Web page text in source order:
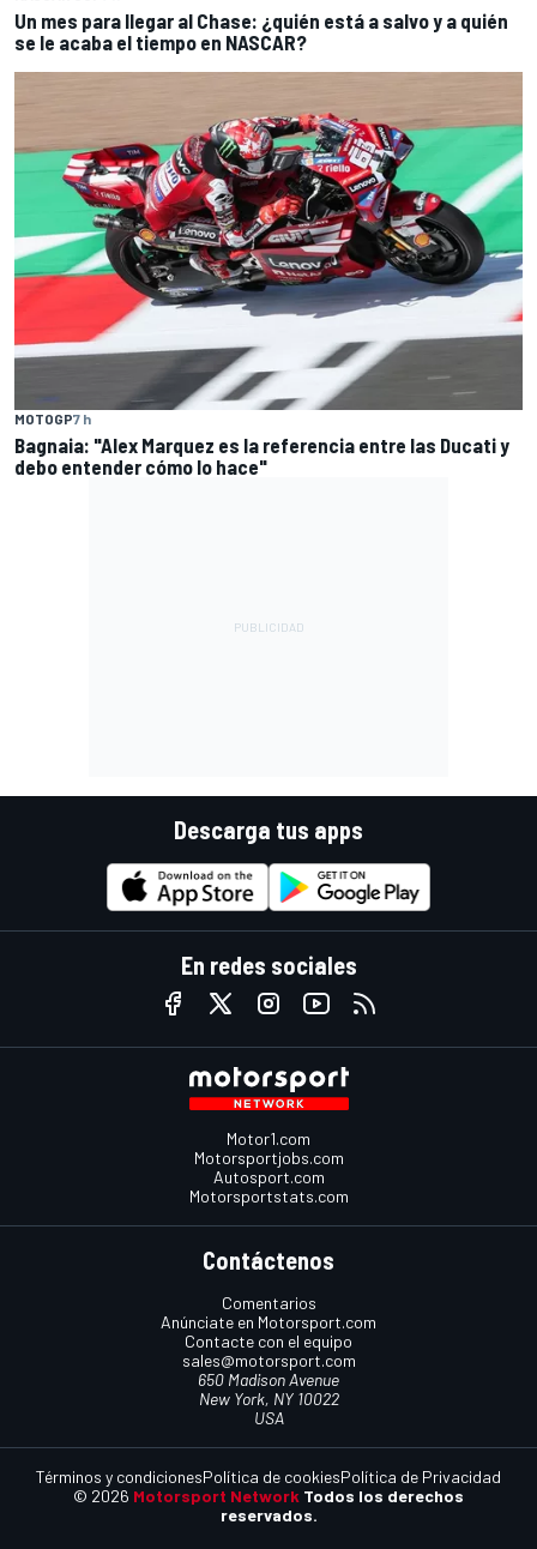
Un mes para llegar al Chase: ¿quién está a salvo y a quién
se le acaba el tiempo en NASCAR?
MOTOGP7 h
Bagnaia: "Alex Marquez es la referencia entre las Ducati y
debo entender cómo lo hace"
Descarga tus apps
En redes sociales
Motor1.com
Motorsportjobs.com
Autosport.com
Motorsportstats.com
Contáctenos
Comentarios
Anúnciate en Motorsport.com
Contacte con el equipo
sales@motorsport.com
650 Madison Avenue
New York, NY 10022
USA
© 2026 Motorsport Network Todos los derechos
reservados.
Términos y condicionesPolítica de cookiesPolítica de Privacidad